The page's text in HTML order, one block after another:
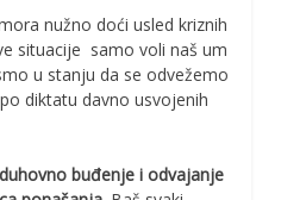
nužno doći usled kriznih
situacije samo voli naš um
u stanju da se odvežemo
diktatu davno usvojenih
buđenje i odvajanje